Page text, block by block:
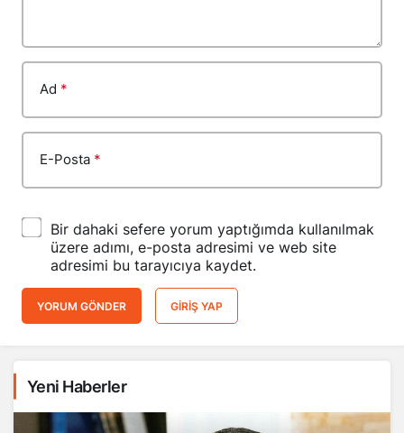
Ad *
E-Posta *
Bir dahaki sefere yorum yaptığımda kullanılmak
üzere adımı, e-posta adresimi ve web site
adresimi bu tarayıcıya kaydet.
YORUM GÖNDER GIRIŞ YAP
Yeni Haberler